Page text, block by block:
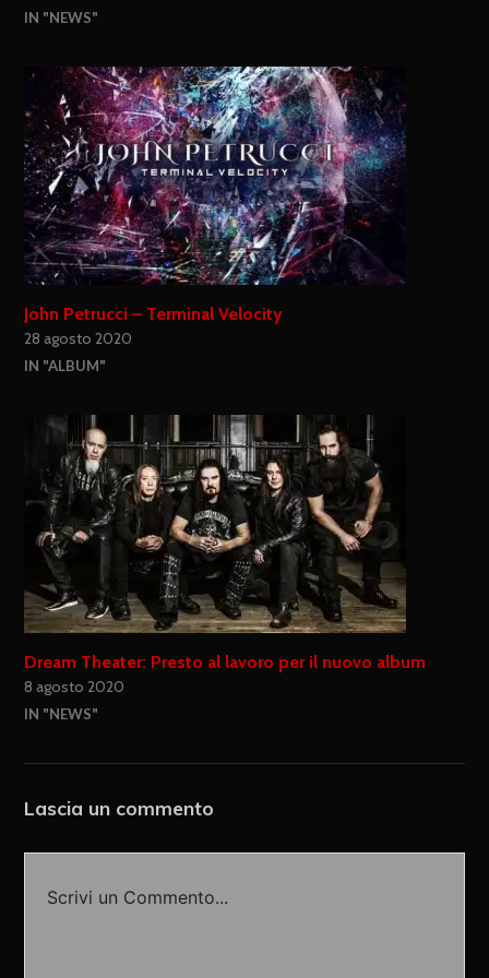
IN "NEWS"
John Petrucci – Terminal Velocity
28 agosto 2020
IN "ALBUM"
Dream Theater: Presto al lavoro per il nuovo album
8 agosto 2020
IN "NEWS"
Lascia un commento
Scrivi un Commento...